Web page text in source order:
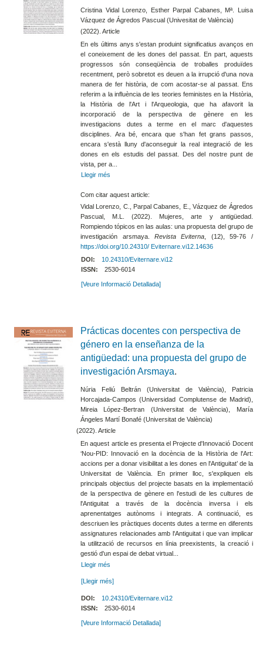
Cristina Vidal Lorenzo, Esther Parpal Cabanes, Mª. Luisa
Vázquez de Ágredos Pascual (Univesitat de València)
(2022). Article
En els últims anys s'estan produint significatius avanços en
el coneixement de les dones del passat. En part, aquests
progressos són conseqüència de troballes produïdes
recentment, però sobretot es deuen a la irrupció d'una nova
manera de fer història, de com acostar-se al passat. Ens
referim a la influència de les teories feministes en la Història,
la Història de l'Art i l'Arqueologia, que ha afavorit la
incorporació de la perspectiva de gènere en les
investigacions dutes a terme en el marc d'aquestes
disciplines. Ara bé, encara que s'han fet grans passos,
encara s'està lluny d'aconseguir la real integració de les
dones en els estudis del passat. Des del nostre punt de
vista, per a...
Llegir més
Com citar aquest article:
Vidal Lorenzo, C., Parpal Cabanes, E., Vázquez de Ágredos
Pascual, M.L. (2022). Mujeres, arte y antigüedad.
Rompiendo tópicos en las aulas: una propuesta del grupo de
investigación arsmaya. Revista Eviterna , (12), 59-76 /
https://doi.org/10.24310/ Eviternare.vi12.14636
DOI:
10.24310/Eviternare.vi12
ISSN:
2530-6014
[Veure Informació Detallada]
Prácticas docentes con perspectiva de
género en la enseñanza de la
antigüedad: una propuesta del grupo de
investigación Arsmaya.
Núria Feliú Beltrán (Universitat de València), Patricia
Horcajada-Campos (Universidad Complutense de Madrid),
Mireia López-Bertran (Universitat de València), María
Ángeles Martí Bonafé (Universitat de València)
(2022). Article
En aquest article es presenta el Projecte d'Innovació Docent
‘Nou-PID: Innovació en la docència de la Història de l'Art:
accions per a donar visibilitat a les dones en l'Antiguitat’ de la
Universitat de València. En primer lloc, s'expliquen els
principals objectius del projecte basats en la implementació
de la perspectiva de gènere en l'estudi de les cultures de
l'Antiguitat a través de la docència inversa i els
aprenentatges autònoms i integrats. A continuació, es
descriuen les pràctiques docents dutes a terme en diferents
assignatures relacionades amb l'Antiguitat i que van implicar
la utilització de recursos en línia preexistents, la creació i
gestió d'un espai de debat virtual...
Llegir més
[Llegir més]
DOI:
10.24310/Eviternare.vi12
ISSN:
2530-6014
[Veure Informació Detallada]